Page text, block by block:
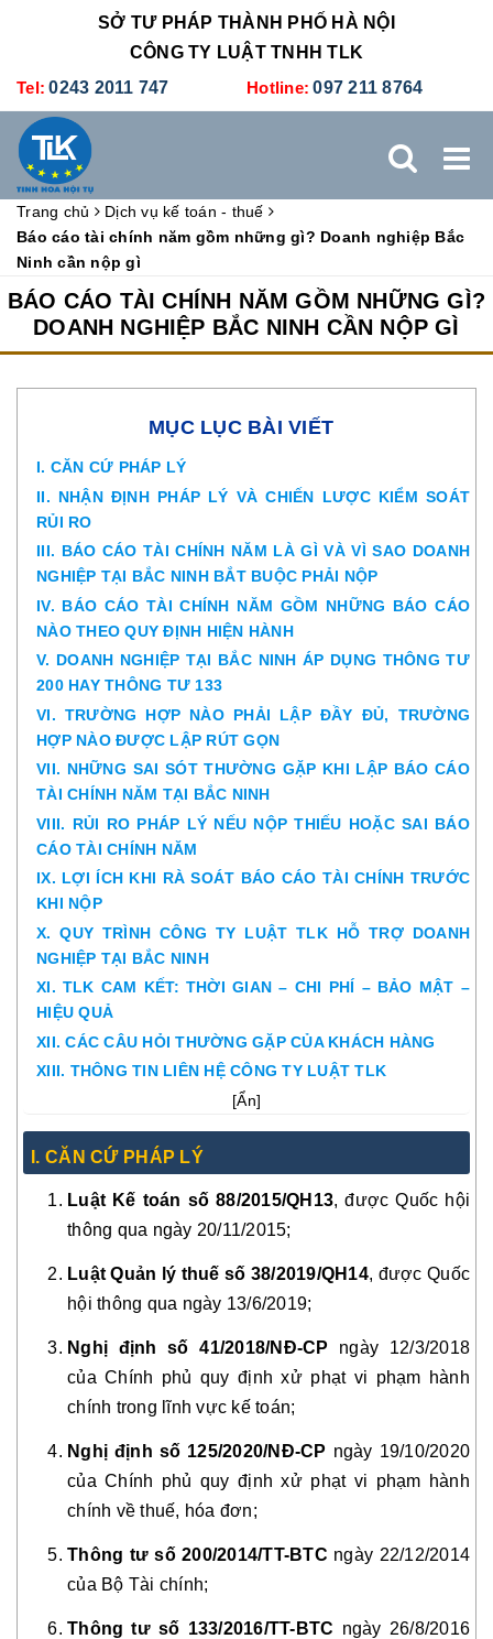
SỞ TƯ PHÁP THÀNH PHỐ HÀ NỘI
CÔNG TY LUẬT TNHH TLK
Tel: 0243 2011 747 Hotline: 097 211 8764
DỊCH VỤ KẾ TOÁN - THUẾ XÚC TIẾN THƯƠNG MẠI
Trang chủ
Dịch vụ kế toán - thuế
Báo cáo tài chính năm gồm những gì? Doanh nghiệp Bắc
Ninh cần nộp gì
BÁO CÁO TÀI CHÍNH NĂM GỒM NHỮNG GÌ?
DOANH NGHIỆP BẮC NINH CẦN NỘP GÌ
MỤC LỤC BÀI VIẾT
I. CĂN CỨ PHÁP LÝ
II. NHẬN ĐỊNH PHÁP LÝ VÀ CHIẾN LƯỢC KIỂM SOÁT
RỦI RO
III. BÁO CÁO TÀI CHÍNH NĂM LÀ GÌ VÀ VÌ SAO DOANH
NGHIỆP TẠI BẮC NINH BẮT BUỘC PHẢI NỘP
IV. BÁO CÁO TÀI CHÍNH NĂM GỒM NHỮNG BÁO CÁO
NÀO THEO QUY ĐỊNH HIỆN HÀNH
V. DOANH NGHIỆP TẠI BẮC NINH ÁP DỤNG THÔNG TƯ
200 HAY THÔNG TƯ 133
VI. TRƯỜNG HỢP NÀO PHẢI LẬP ĐẦY ĐỦ, TRƯỜNG
HỢP NÀO ĐƯỢC LẬP RÚT GỌN
VII. NHỮNG SAI SÓT THƯỜNG GẶP KHI LẬP BÁO CÁO
TÀI CHÍNH NĂM TẠI BẮC NINH
VIII. RỦI RO PHÁP LÝ NẾU NỘP THIẾU HOẶC SAI BÁO
CÁO TÀI CHÍNH NĂM
IX. LỢI ÍCH KHI RÀ SOÁT BÁO CÁO TÀI CHÍNH TRƯỚC
KHI NỘP
X. QUY TRÌNH CÔNG TY LUẬT TLK HỖ TRỢ DOANH
NGHIỆP TẠI BẮC NINH
XI. TLK CAM KẾT: THỜI GIAN – CHI PHÍ – BẢO MẬT –
HIỆU QUẢ
XII. CÁC CÂU HỎI THƯỜNG GẶP CỦA KHÁCH HÀNG
XIII. THÔNG TIN LIÊN HỆ CÔNG TY LUẬT TLK
[Ẩn]
I. CĂN CỨ PHÁP LÝ
Luật Kế toán số 88/2015/QH13, được Quốc hội
thông qua ngày 20/11/2015;
Luật Quản lý thuế số 38/2019/QH14, được Quốc
hội thông qua ngày 13/6/2019;
Nghị định số 41/2018/NĐ-CP ngày 12/3/2018
của Chính phủ quy định xử phạt vi phạm hành
chính trong lĩnh vực kế toán;
Nghị định số 125/2020/NĐ-CP ngày 19/10/2020
của Chính phủ quy định xử phạt vi phạm hành
chính về thuế, hóa đơn;
Thông tư số 200/2014/TT-BTC ngày 22/12/2014
của Bộ Tài chính;
Thông tư số 133/2016/TT-BTC ngày 26/8/2016